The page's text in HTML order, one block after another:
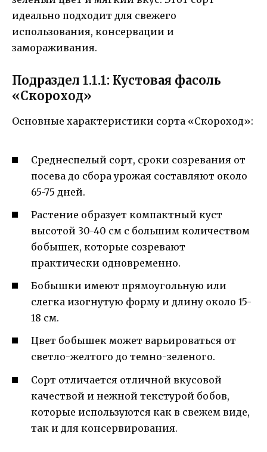
идеально подходит для свежего
использования, консервации и
замораживания.
Подраздел 1.1.1: Кустовая фасоль
«Скороход»
Основные характеристики сорта «Скороход»:
Среднеспелый сорт, сроки созревания от
посева до сбора урожая составляют около
65-75 дней.
Растение образует компактный куст
высотой 30-40 см с большим количеством
бобышек, которые созревают
практически одновременно.
Бобышки имеют прямоугольную или
слегка изогнутую форму и длину около 15-
18 см.
Цвет бобышек может варьироваться от
светло-желтого до темно-зеленого.
Сорт отличается отличной вкусовой
качествой и нежной текстурой бобов,
которые используются как в свежем виде,
так и для консервирования.